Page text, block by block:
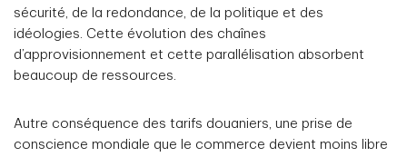
sécurité, de la redondance, de la politique et des
idéologies. Cette évolution des chaînes
d’approvisionnement et cette parallélisation absorbent
beaucoup de ressources.
Autre conséquence des tarifs douaniers, une prise de
conscience mondiale que le commerce devient moins libre